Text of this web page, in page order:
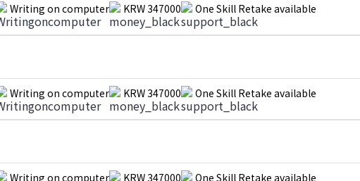
Writing on computer KRW 347000 One Skill Retake available
Writing on computer KRW 347000 One Skill Retake available
Writing on computer KRW 347000 One Skill Retake available